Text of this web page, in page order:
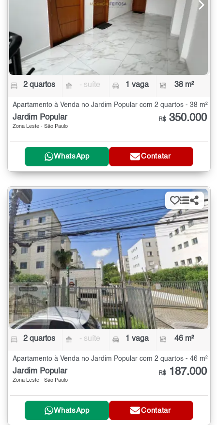
2 quartos - suíte 1 vaga 38 m²
Apartamento à Venda no Jardim Popular com 2 quartos - 38 m²
Jardim Popular
Zona Leste - São Paulo
R$ 350.000
WhatsApp Contatar
2 quartos - suíte 1 vaga 46 m²
Apartamento à Venda no Jardim Popular com 2 quartos - 46 m²
Jardim Popular
Zona Leste - São Paulo
R$ 187.000
WhatsApp Contatar